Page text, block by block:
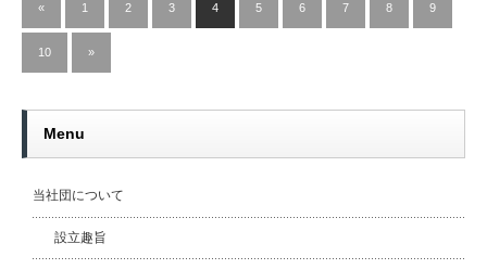
« 1 2 3 4 5 6 7 8 9
10 »
Menu
当社団について
設立趣旨